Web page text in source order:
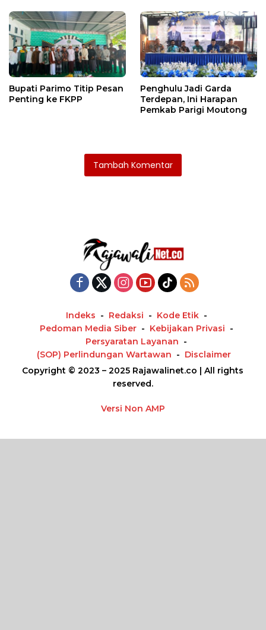
Bupati Parimo Titip Pesan
Penting ke FKPP
Penghulu Jadi Garda
Terdepan, Ini Harapan
Pemkab Parigi Moutong
Tambah Komentar
Indeks Redaksi
Kode Etik
Pedoman Media Siber
Kebijakan Privasi
Persyaratan Layanan
(SOP) Perlindungan Wartawan
Disclaimer
Copyright © 2023 – 2025 Rajawalinet.co | All rights
reserved.
Versi Non AMP